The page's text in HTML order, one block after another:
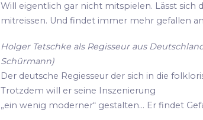
Will eigentlich gar nicht mitspielen. Lässt sich
mitreissen. Und findet immer mehr gefallen
Holger Tetschke als Regisseur aus
Schürmann)
Der deutsche Regiesseur der sich in die
Trotzdem will er seine Inszenierung
„ein wenig moderner“ gestalten... Er findet